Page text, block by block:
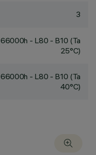
3
66000h - L80 - B10 (Ta
25°C)
66000h - L80 - B10 (Ta
40°C)